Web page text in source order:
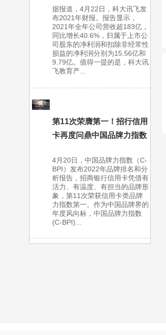
据报道，4月22日，科大讯飞发
布2021年财报。报告显示，
2021年全年公司营收超183亿，
同比增长40.6%，归属于上市公
司股东的净利润和扣除非经常性
损益的净利润分别为15.56亿和
9.79亿。值得一提的是，科大讯
飞教育产...
第11次荣膺第一！招行信用
卡再度问鼎中国品牌力指数
4月20日，中国品牌力指数（C-
BPI）发布2022年品牌排名和分
析报告，招商银行信用卡凭借有
活力、有温度、有担当的品牌形
象，第11次荣获信用卡类品牌
力指数第一。作为中国品牌界的
年度风向标，中国品牌力指数
(C-BPI)...